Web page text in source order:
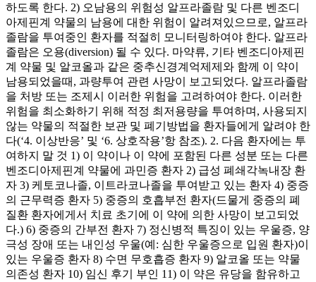
하도록 한다. 2) 오남용의 위험성 알프라졸람 및 다른 벤조디
아제핀계 약물의 남용에 대한 위험이 알려져있으므로, 알프라
졸람을 투여중인 환자를 적절히 모니터링하여야 한다. 알프라
졸람은 오용(diversion) 될 수 있다. 마약류, 기타 벤조디아제핀
계 약물 및 알코올과 같은 중추신경계억제제와 함께 이 약이
남용되었을때, 과량투여 관련 사망이 보고되었다. 알프라졸람
을 처방 또는 조제시 이러한 위험을 고려하여야 한다. 이러한
위험을 최소화하기 위해 적정 최저용량을 투여하며, 사용되지
않는 약물의 적절한 보관 및 폐기방법을 환자들에게 알려야 한
다(‘4. 이상반응’ 및 ‘6. 상호작용’항 참조). 2. 다음 환자에는 투
여하지 말 것 1) 이 약이나 이 약에 포함된 다른 성분 또는 다른
벤조디아제핀계 약물에 과민증 환자 2) 급성 폐쇄각녹내장 환
자 3) 케토코나졸, 이트라코나졸을 투여받고 있는 환자 4) 중증
의 근무력증 환자 5) 중증의 호흡부전 환자(드물게 중증의 폐
질환 환자에게서 치료 초기에 이 약에 의한 사망이 보고되었
다.) 6) 중증의 간부전 환자 7) 정신병적 특징이 있는 우울증, 양
극성 장애 또는 내인성 우울(예: 심한 우울증으로 입원 환자)이
있는 우울증 환자 8) 수면 무호흡증 환자 9) 알코올 또는 약물
의존성 환자 10) 임신 후기 부인 11) 이 약은 유당을 함유하고